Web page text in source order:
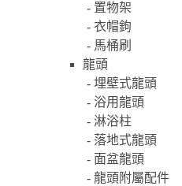
置物架
衣帽鉤
馬桶刷
龍頭
埋壁式龍頭
浴用龍頭
淋浴柱
落地式龍頭
面盆龍頭
龍頭附屬配件